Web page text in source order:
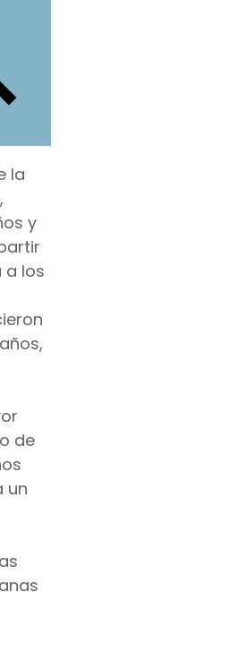
la
y
a los
de
un